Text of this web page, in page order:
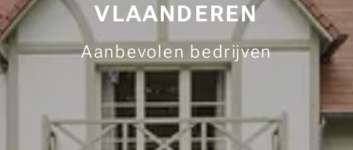
VLAANDEREN
Aanbevolen bedrijven